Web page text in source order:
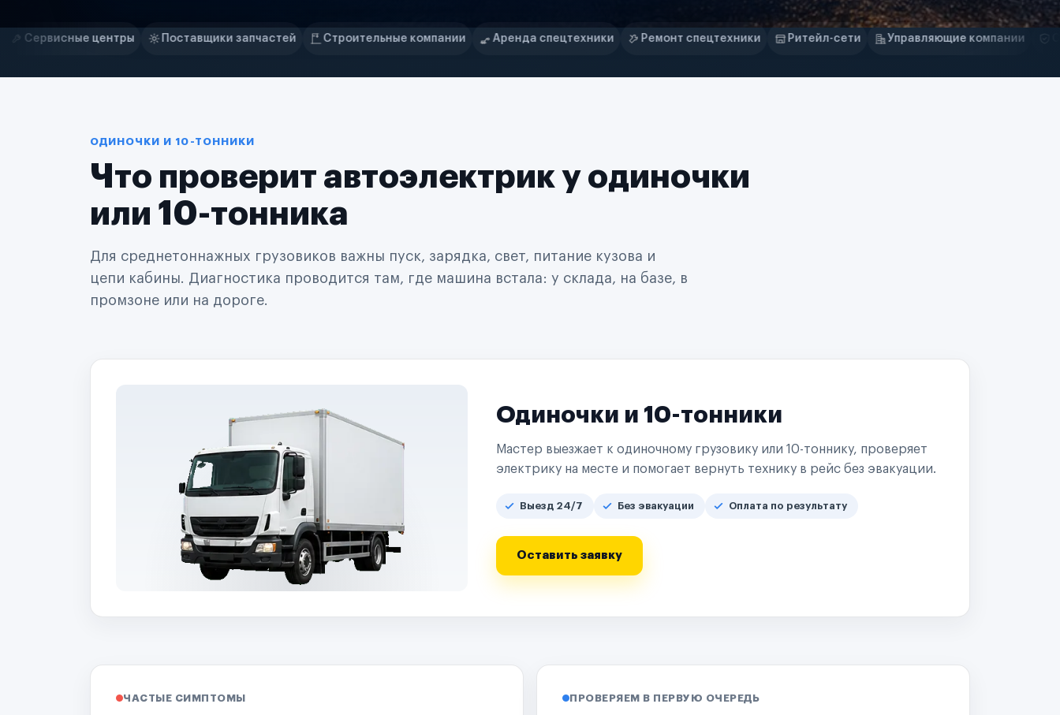
Нам доверяют
Поставщики запчастей Строительные компании Аренда спецтехники Ремонт спецтехники Ритейл-сети Управляющие компании Страховые компании
Частные автолюбители
Маркетплейсы
Логистические компании
Поставщики запчастей
Строительные компании
Ремонт спецтехники
Управляющие компании
Страховые компании
B2B-дистрибьюторы
ОДИНОЧКИ И 10-ТОННИКИ
Что проверит автоэлектрик у одиночки
или 10-тонника
Для среднетоннажных грузовиков важны пуск, зарядка, свет, питание кузова и
цепи кабины. Диагностика проводится там, где машина встала: у склада, на базе, в
промзоне или на дороге.
Одиночки и 10-тонники
Мастер выезжает к одиночному грузовику или 10-тоннику, проверяет
электрику на месте и помогает вернуть технику в рейс без эвакуации.
Выезд 24/7 Без эвакуации Оплата по результату
Оставить заявку
ЧАСТЫЕ СИМПТОМЫ ПРОВЕРЯЕМ В ПЕРВУЮ ОЧЕРЕДЬ